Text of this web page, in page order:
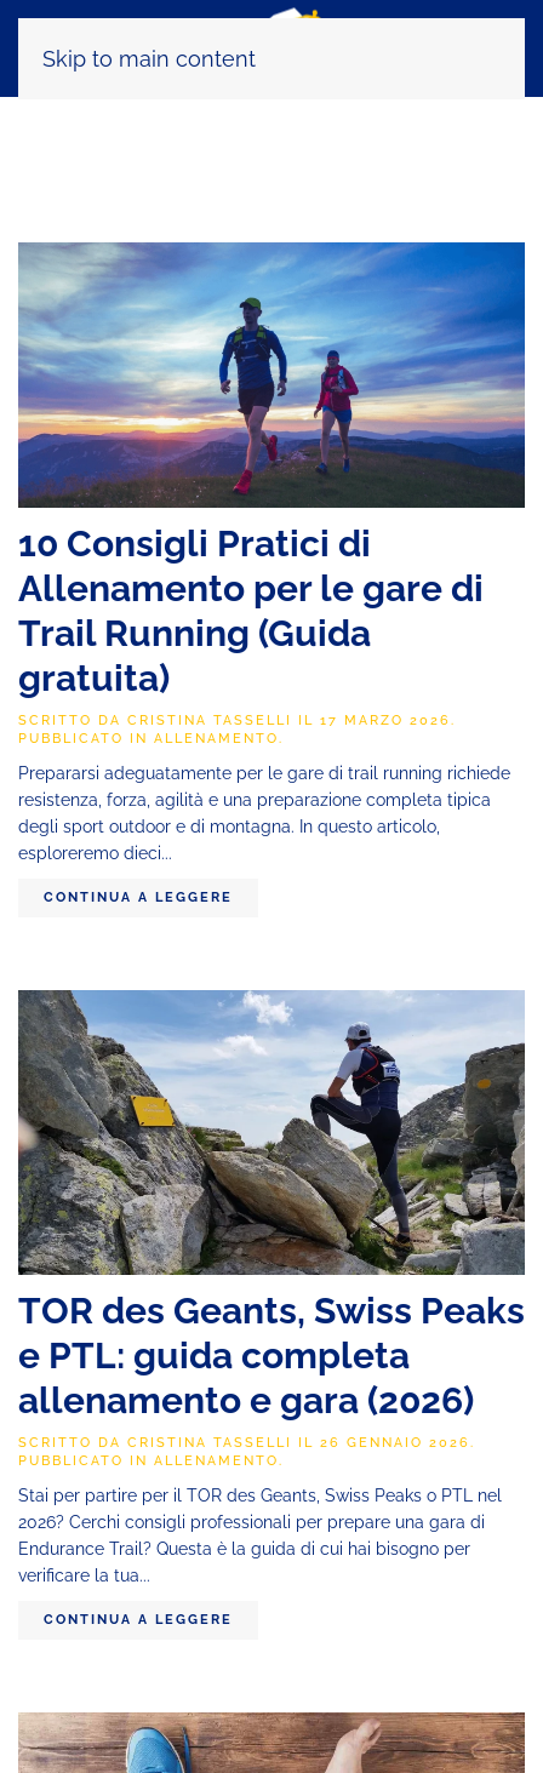
Skip to main content
10 Consigli Pratici di
Allenamento per le gare di
Trail Running (Guida
gratuita)
SCRITTO DA CRISTINA TASSELLI IL 17 MARZO 2026.
PUBBLICATO IN ALLENAMENTO.
Prepararsi adeguatamente per le gare di trail running richiede
resistenza, forza, agilità e una preparazione completa tipica
degli sport outdoor e di montagna. In questo articolo,
esploreremo dieci...
CONTINUA A LEGGERE
TOR des Geants, Swiss Peaks
e PTL: guida completa
allenamento e gara (2026)
SCRITTO DA CRISTINA TASSELLI IL 26 GENNAIO 2026.
PUBBLICATO IN ALLENAMENTO.
Stai per partire per il TOR des Geants, Swiss Peaks o PTL nel
2026? Cerchi consigli professionali per prepare una gara di
Endurance Trail? Questa è la guida di cui hai bisogno per
verificare la tua...
CONTINUA A LEGGERE